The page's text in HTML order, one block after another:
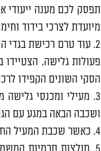
תפסק לכם מענה ייעודי
מיועדת לצרכי בידוד
עוד טרם רכישת בגדי
פעולות גלישה,
הסקי השונים הקפידו
מעילי ומכנסי גלישה
ושכבה הבאה במגע עם
כאשר שכבת המעיל